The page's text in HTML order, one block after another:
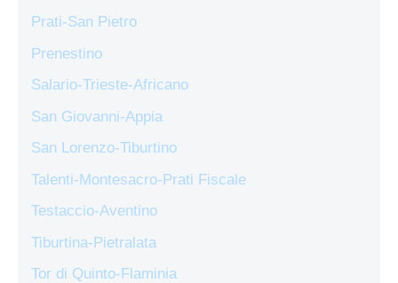
Prati-San Pietro
Prenestino
Salario-Trieste-Africano
San Giovanni-Appia
San Lorenzo-Tiburtino
Talenti-Montesacro-Prati Fiscale
Testaccio-Aventino
Tiburtina-Pietralata
Tor di Quinto-Flaminia